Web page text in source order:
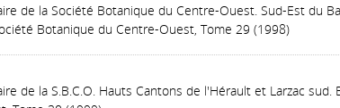
de la Société Botanique du Centre-Ouest. Sud-Est du
Botanique du Centre-Ouest, Tome 29 (1998)
de la S.B.C.O. Hauts Cantons de l'Hérault et Larzac